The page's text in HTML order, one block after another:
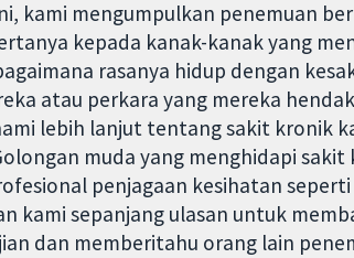
kami mengumpulkan penemuan
kepada kanak-kanak yang
rasanya hidup dengan
atau perkara yang mereka
lebih lanjut tentang sakit kronik
muda yang menghidapi sakit
penjagaan kesihatan
kami sepanjang ulasan untuk
dan memberitahu orang lain